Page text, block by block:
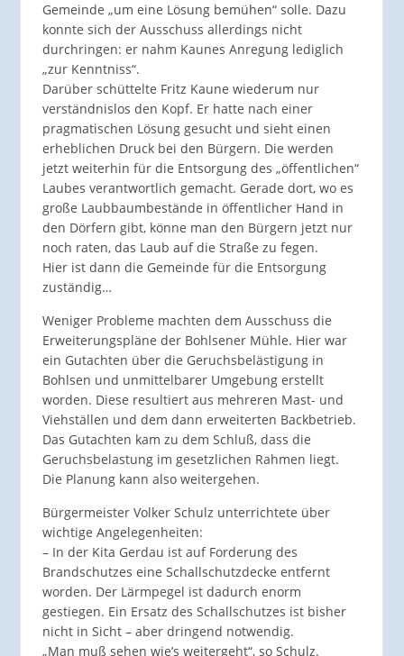
Gemeinde „um eine Lösung bemühen“ solle. Dazu
konnte sich der Ausschuss allerdings nicht
durchringen: er nahm Kaunes Anregung lediglich
„zur Kenntniss“.
Darüber schüttelte Fritz Kaune wiederum nur
verständnislos den Kopf. Er hatte nach einer
pragmatischen Lösung gesucht und sieht einen
erheblichen Druck bei den Bürgern. Die werden
jetzt weiterhin für die Entsorgung des „öffentlichen“
Laubes verantwortlich gemacht. Gerade dort, wo es
große Laubbaumbestände in öffentlicher Hand in
den Dörfern gibt, könne man den Bürgern jetzt nur
noch raten, das Laub auf die Straße zu fegen.
Hier ist dann die Gemeinde für die Entsorgung
zuständig…
Weniger Probleme machten dem Ausschuss die
Erweiterungspläne der Bohlsener Mühle. Hier war
ein Gutachten über die Geruchsbelästigung in
Bohlsen und unmittelbarer Umgebung erstellt
worden. Diese resultiert aus mehreren Mast- und
Viehställen und dem dann erweiterten Backbetrieb.
Das Gutachten kam zu dem Schluß, dass die
Geruchsbelastung im gesetzlichen Rahmen liegt.
Die Planung kann also weitergehen.
Bürgermeister Volker Schulz unterrichtete über
wichtige Angelegenheiten:
– In der Kita Gerdau ist auf Forderung des
Brandschutzes eine Schallschutzdecke entfernt
worden. Der Lärmpegel ist dadurch enorm
gestiegen. Ein Ersatz des Schallschutzes ist bisher
nicht in Sicht – aber dringend notwendig.
„Man muß sehen wie’s weitergeht“, so Schulz.